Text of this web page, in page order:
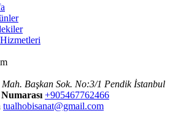
Başkan Sok. No:3/1 Pendik İstanbul
+905467762466
tualhobisanat@gmail.com